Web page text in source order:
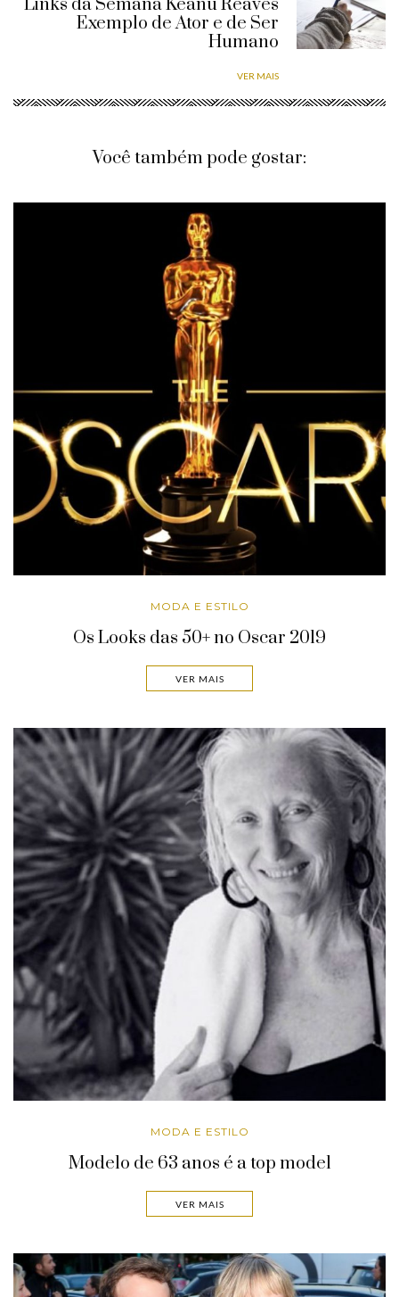
Links da Semana Keanu Reaves
Exemplo de Ator e de Ser
Humano
VER MAIS
Você também pode gostar:
MODA E ESTILO
Os Looks das 50+ no Oscar 2019
VER MAIS
MODA E ESTILO
Modelo de 63 anos é a top model
VER MAIS